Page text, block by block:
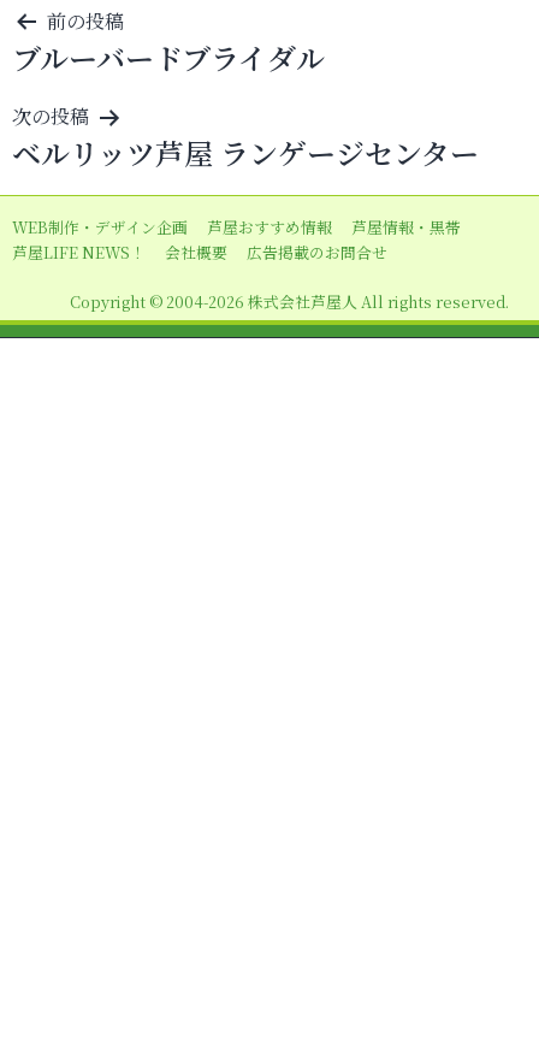
投
稿
ナ
ビ
ゲ
ー
シ
ン
前の投稿
ブルーバードブライダル
次の投稿
ベルリッツ芦屋 ランゲージセンター
WEB制作・デザイン企画 芦屋おすすめ情報
芦屋情報・黒帯
芦屋LIFE NEWS！
会社概要 広告掲載のお問合せ
Copyright © 2004-2026 株式会社芦屋人 All rights reserved.